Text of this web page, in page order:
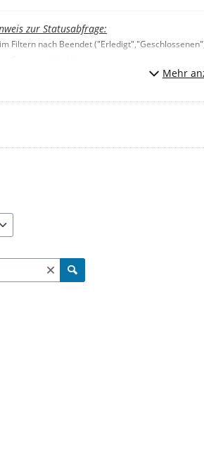
zur Statusabfrage:
Filtern nach Beendet
Mehr